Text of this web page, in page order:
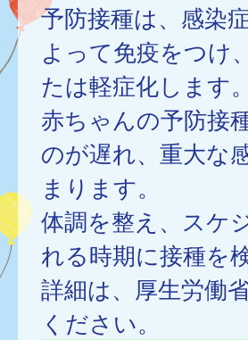
予防接種は、感染
よって免疫をつけ
たは軽症化します。
赤ちゃんの予防接
のが遅れ、重大な
まります。
体調を整え、スケ
れる時期に接種を
詳細は、厚生労働
ください。